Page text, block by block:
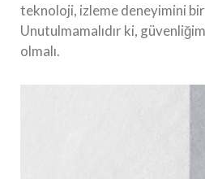
teknoloji, izleme deneyimini
Unutulmamalıdır ki,
olmalı.